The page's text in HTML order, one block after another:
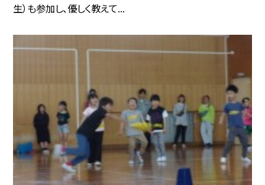
生）も参加し、優しく教えて...